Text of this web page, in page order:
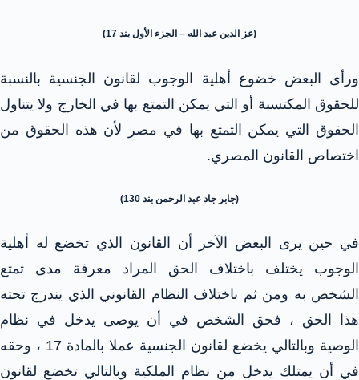
(عز الدين عبد الله – الجزء الأول بند 17)
ورأى البعض خضوع أهلية الوجوب لقانون الجنسية بالنسبة
للحقوق المكتسبة أو التي يمكن التمتع بها في الخارج ولا يتناول
الحقوق التي يمكن التمتع بها في مصر لأن هذه الحقوق من
اختصاص القانون المصري.
(جابر جاد عبد الرحمن بند 130)
في حين يرى البعض الآخر أن القانون الذي تخضع له أهلية
الوجوب يختلف باختلاف الحق المراد معرفة مدى تمتع
الشخص به ومن ثم باختلاف النظام القانوني الذي يندرج تحته
هذا الحق ، فحق الشخص في أن يوصى يدخل في نظام
الوصية وبالتالي يخضع لقانون الجنسية عملا بالمادة 17 ، وحقه
في أن يمتلك يدخل من نظام الملكية وبالتالي تخضع لقانون